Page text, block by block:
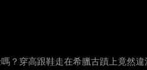
穿高跟鞋走在希臘古蹟上竟然